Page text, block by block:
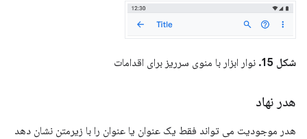
شکل 15. نوار ابزار با منوی سرریز برای اقدامات
هدر نهاد
هدر موجودیت می تواند فقط یک عنوان یا عنوان را با زیرمتن نشان دهد